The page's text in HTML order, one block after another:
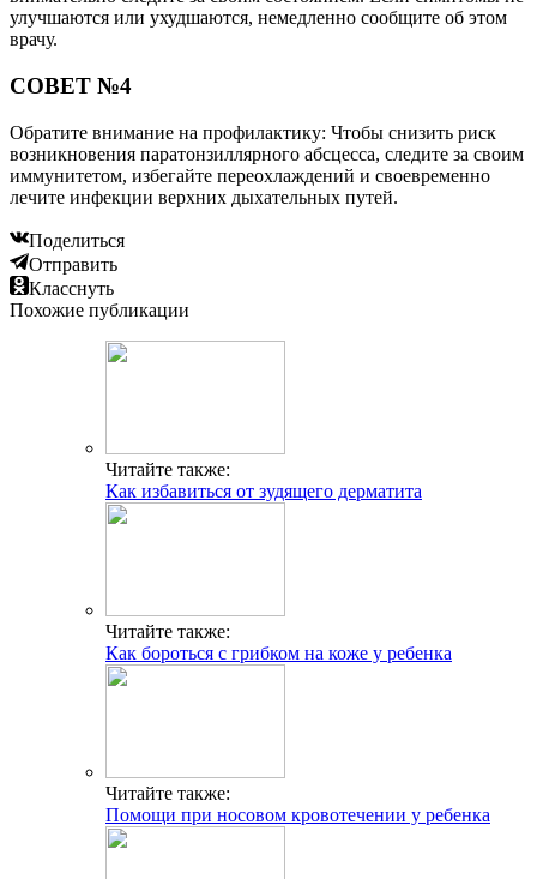
улучшаются или ухудшаются, немедленно сообщите об этом
врачу.
СОВЕТ №4
Обратите внимание на профилактику: Чтобы снизить риск
возникновения паратонзиллярного абсцесса, следите за своим
иммунитетом, избегайте переохлаждений и своевременно
лечите инфекции верхних дыхательных путей.
Поделиться
Отправить
Класснуть
Похожие публикации
Читайте также:
Как избавиться от зудящего дерматита
Читайте также:
Как бороться с грибком на коже у ребенка
Читайте также:
Помощи при носовом кровотечении у ребенка